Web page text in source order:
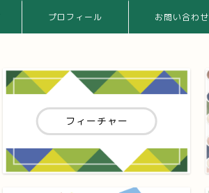
プロフィール お問い合わせ
フィーチャー